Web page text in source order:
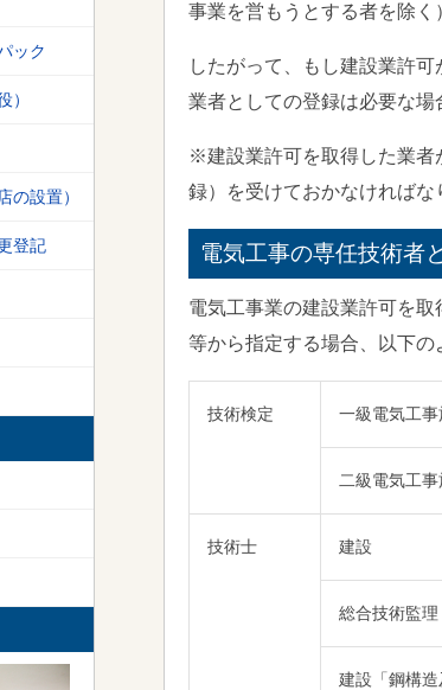
事業を営もうとする者を除く
したがって、もし建設業許
業者としての登録は必要な場
※建設業許可を取得した業者
録）を受けておかなければな
電気工事の専任技術者
電気工事業の建設業許可を
等から指定する場合、以下の
技術検定 一級電気工
二級電気工
技術士 建設
総合技術監理
建設「鋼構造
ック
）
の設置）
登記